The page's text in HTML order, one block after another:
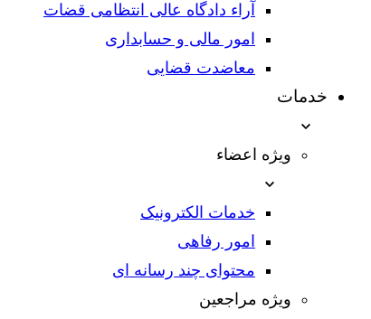
آراء دادگاه عالی انتظامی قضات
امور مالی و حسابداری
معاضدت قضایی
خدمات
ویژه اعضاء
خدمات الکترونیک
امور رفاهی
محتوای چند رسانه ای
ویژه مراجعین